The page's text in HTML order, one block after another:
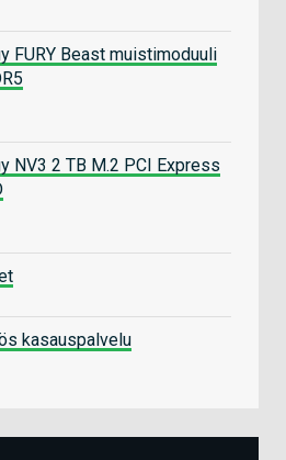
FURY Beast muistimoduuli
NV3 2 TB M.2 PCI Express
kasauspalvelu